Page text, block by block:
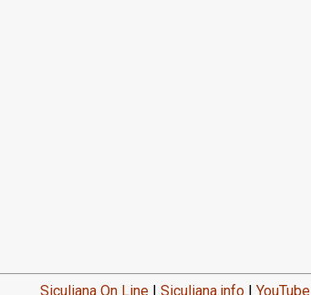
Siculiana On Line | Siculiana.info | YouTube